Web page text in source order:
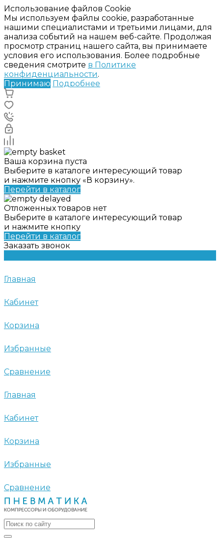
Использование файлов Cookie
Мы используем файлы cookie, разработанные
нашими специалистами и третьими лицами, для
анализа событий на нашем веб-сайте. Продолжая
просмотр страниц нашего сайта, вы принимаете
условия его использования. Более подробные
сведения смотрите в Политике
конфиденциальности.
Принимаю Подробнее
Ваша корзина пуста
Выберите в каталоге интересующий товар
и нажмите кнопку «В корзину».
Перейти в каталог
Отложенных товаров нет
Выберите в каталоге интересующий товар
и нажмите кнопку
Перейти в каталог
Заказать звонок
Главная
Кабинет
Корзина
Избранные
Сравнение
Главная
Кабинет
Корзина
Избранные
Сравнение